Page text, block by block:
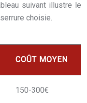
suivant illustre le
choisie.
COÛT MOYEN
150-300€